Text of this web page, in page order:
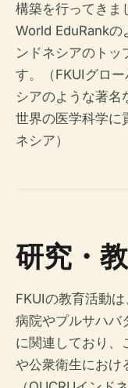
構築を行ってきま
World EduRankの
ンドネシアのトッ
す。（FKUIグロ
シアのような著名
世界の医学科学に
ネシア）
研究・
FKUIの教育活動
病院やプルサハバ
に関連しており、
や公衆衛生におけ